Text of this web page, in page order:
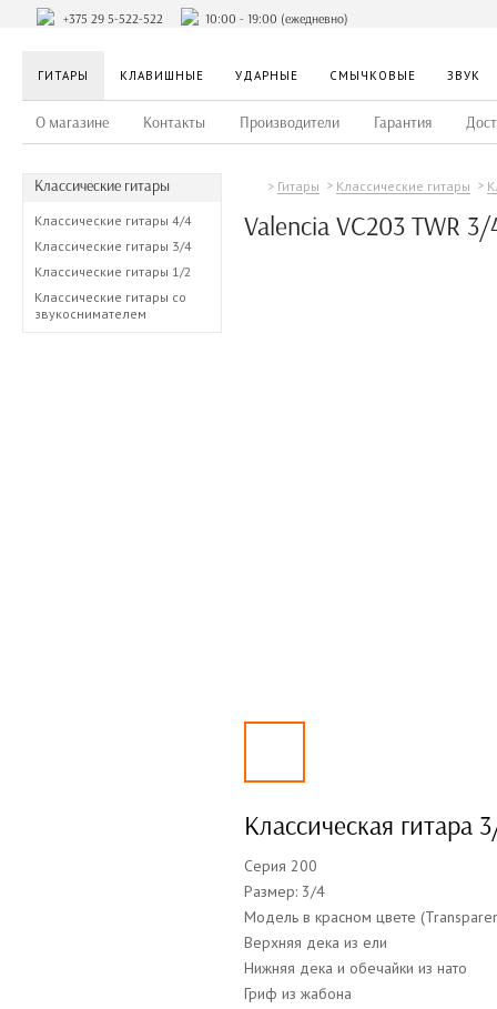
+375 29 5-522-522 10:00 - 19:00 (ежедневно)
ГИТАРЫ КЛАВИШНЫЕ УДАРНЫЕ СМЫЧКОВЫЕ ЗВУК
О магазине Контакты Производители Гарантия
Классические гитары
Классические гитары 4/4
Классические гитары 3/4
Классические гитары 1/2
Классические гитары со
звукоснимателем
Гитары Классические гитары
Valencia VC203 TWR 3/
Классическая гитара
Серия 200
Размер: 3/4
Модель в красном цвете (
Верхняя дека из ели
Нижняя дека и обечайки из нато
Гриф из жабона